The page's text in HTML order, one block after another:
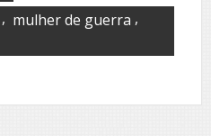
, mulher de guerra ,